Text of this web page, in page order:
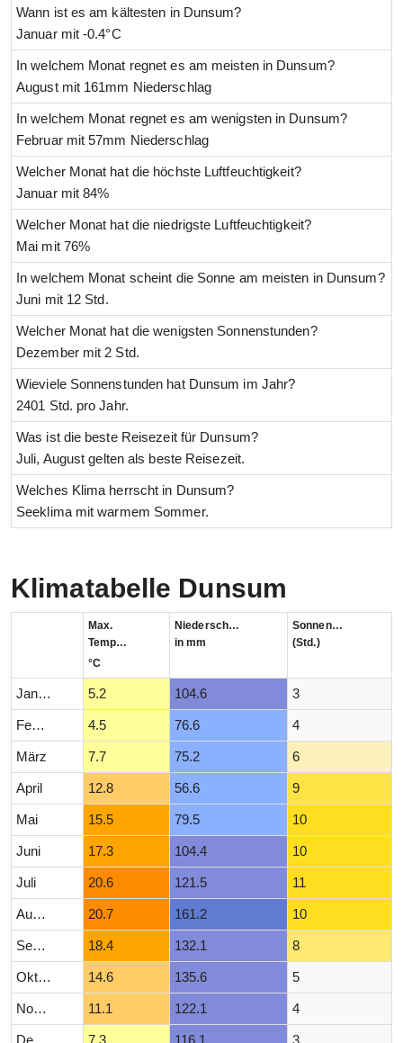
Wann ist es am kältesten in Dunsum?
Januar mit -0.4°C
In welchem Monat regnet es am meisten in Dunsum?
August mit 161mm Niederschlag
In welchem Monat regnet es am wenigsten in Dunsum?
Februar mit 57mm Niederschlag
Welcher Monat hat die höchste Luftfeuchtigkeit?
Januar mit 84%
Welcher Monat hat die niedrigste Luftfeuchtigkeit?
Mai mit 76%
In welchem Monat scheint die Sonne am meisten in Dunsum?
Juni mit 12 Std.
Welcher Monat hat die wenigsten Sonnenstunden?
Dezember mit 2 Std.
Wieviele Sonnenstunden hat Dunsum im Jahr?
2401 Std. pro Jahr.
Was ist die beste Reisezeit für Dunsum?
Juli, August gelten als beste Reisezeit.
Welches Klima herrscht in Dunsum?
Seeklima mit warmem Sommer.
Klimatabelle Dunsum
Max.
Temperatur
°C
Niederschlag
in mm
Sonnenstunden
(Std.)
Januar 5.2 104.6 3
Februar 4.5 76.6 4
März 7.7 75.2 6
April 12.8 56.6 9
Mai 15.5 79.5 10
Juni 17.3 104.4 10
Juli 20.6 121.5 11
August 20.7 161.2 10
September 18.4 132.1 8
Oktober 14.6 135.6 5
November 11.1 122.1 4
7.3 116.1 3